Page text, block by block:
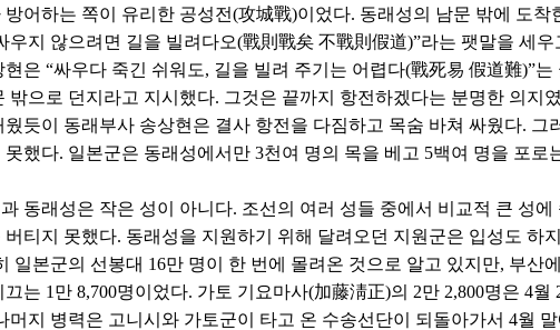
방어하는 쪽이 유리한 공성전(攻城戰)이었다. 동래성의 남문 밖에 도착
우지 않으려면 길을 빌려다오(戰則戰矣 不戰則假道)”라는 팻말을 세
현은 “싸우다 죽긴 쉬워도, 길을 빌려 주기는 어렵다(戰死易 假道難)”는
밖으로 던지라고 지시했다. 그것은 끝까지 항전하겠다는 분명한 의지
웠듯이 동래부사 송상현은 결사 항전을 다짐하고 목숨 바쳐 싸웠다. 그
못했다. 일본군은 동래성에서만 3천여 명의 목을 베고 5백여 명을 포로
동래성은 작은 성이 아니다. 조선의 여러 성들 중에서 비교적 큰 성
버티지 못했다. 동래성을 지원하기 위해 달려오던 지원군은 입성도 하
일본군의 선봉대 16만 명이 한 번에 몰려온 것으로 알고 있지만, 부산
끄는 1만 8,700명이었다. 가토 기요마사(加藤淸正)의 2만 2,800명은 4
머지 병력은 고니시와 가토군이 타고 온 수송선단이 되돌아가서 4월